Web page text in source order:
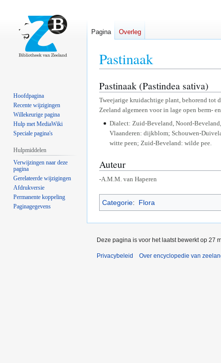
Pastinaak
Naar
navigatie
springen
Naar
zoeken
springen
Pastinaak (Pastindea sativa)
Tweejarige kruidachtige plant, behorend tot
Zeeland algemeen voor in lage open berm-
Dialect: Zuid-Beveland, Noord-
Vlaanderen: dijkblom; Schouwen-
witte peen; Zuid-Beveland: wilde pee.
Auteur
-A.M.M. van Haperen
Categorie: Flora
Pagina Overleg
Hoofdpagina
Recente wijzigingen
Willekeurige pagina
Hulp met MediaWiki
Speciale pagina's
Hulpmiddelen
Verwijzingen naar deze
pagina
Gerelateerde wijzigingen
Afdrukversie
Permanente koppeling
Paginagegevens
Deze pagina is voor het laatst bewerkt op 27
Privacybeleid Over encyclopedie van